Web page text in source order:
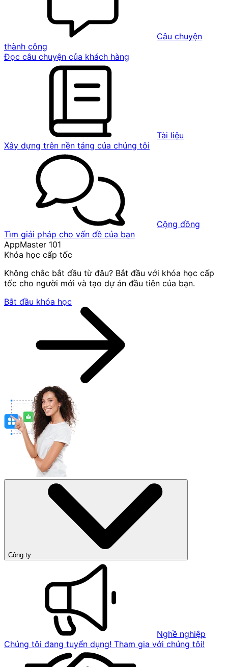
Câu chuyện
thành công
Đọc câu chuyện của khách hàng
Tài liệu
Xây dựng trên nền tảng của chúng tôi
Cộng đồng
Tìm giải pháp cho vấn đề của bạn
AppMaster 101
Khóa học cấp tốc
Không chắc bắt đầu từ đâu? Bắt đầu với khóa học cấp
tốc cho người mới và tạo dự án đầu tiên của bạn.
Bắt đầu khóa học
Công ty
Nghề nghiệp
Chúng tôi đang tuyển dụng! Tham gia với chúng tôi!